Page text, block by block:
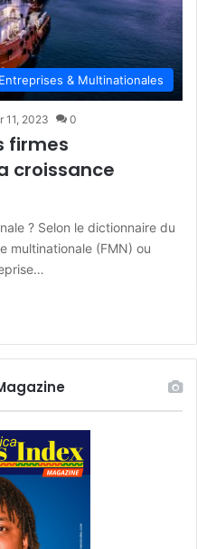
& Multinationales
11, 2023 0
firmes
croissance
? Selon le dictionnaire du
multinationale (FMN) ou